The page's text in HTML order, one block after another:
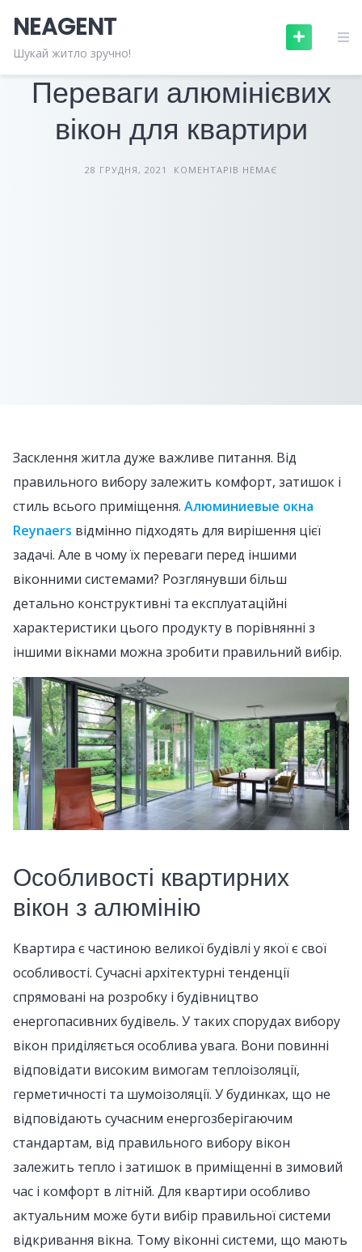
content
NEAGENT
Шукай житло зручно!БУДІВНИЦТВО ТА РЕМОНТ
Переваги алюмінієвих
вікон для квартири
28 ГРУДНЯ, 2021 КОМЕНТАРІВ НЕМАЄ
Засклення житла дуже важливе питання. Від
правильного вибору залежить комфорт, затишок і
стиль всього приміщення. Алюминиевые окна
Reynaers відмінно підходять для вирішення цієї
задачі. Але в чому їх переваги перед іншими
віконними системами? Розглянувши більш
детально конструктивні та експлуатаційні
характеристики цього продукту в порівнянні з
іншими вікнами можна зробити правильний вибір.
Особливості квартирних
вікон з алюмінію
Квартира є частиною великої будівлі у якої є свої
особливості. Сучасні архітектурні тенденції
спрямовані на розробку і будівництво
енергопасивних будівель. У таких спорудах вибору
вікон приділяється особлива увага. Вони повинні
відповідати високим вимогам теплоізоляції,
герметичності та шумоізоляції. У будинках, що не
відповідають сучасним енергозберігаючим
стандартам, від правильного вибору вікон
залежить тепло і затишок в приміщенні в зимовий
час і комфорт в літній. Для квартири особливо
актуальним може бути вибір правильної системи
відкривання вікна. Тому віконні системи, що мають